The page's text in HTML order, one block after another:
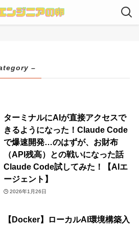
–
ターミナルにAIが直接アクセスで
きるようになった！Claude Code
で爆速開発…のはずが、お財布
（API残高）との戦いになった話
Claude Code試してみた！【AIエ
ージェント】
2026年1月26日
【Docker】ローカルAI環境構築入